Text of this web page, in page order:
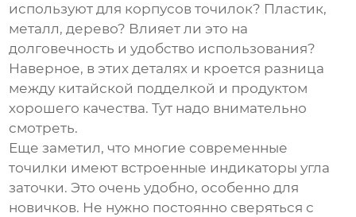
используют для корпусов точилок? Пластик,
металл, дерево? Влияет ли это на
долговечность и удобство использования?
Наверное, в этих деталях и кроется разница
между китайской подделкой и продуктом
хорошего качества. Тут надо внимательно
смотреть.
Еще заметил, что многие современные
точилки имеют встроенные индикаторы угла
заточки. Это очень удобно, особенно для
новичков. Не нужно постоянно сверяться с